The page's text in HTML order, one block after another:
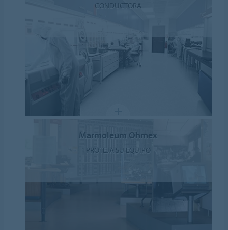
CONDUCTORA
Marmoleum Ohmex
PROTEJA SU EQUIPO